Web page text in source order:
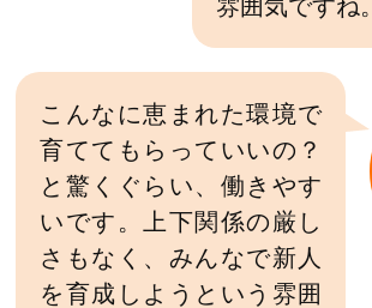
雰囲気ですね。
こんなに恵まれた環境で
育ててもらっていいの？
と驚くぐらい、働きやす
いです。上下関係の厳し
さもなく、みんなで新人
を育成しようという雰囲